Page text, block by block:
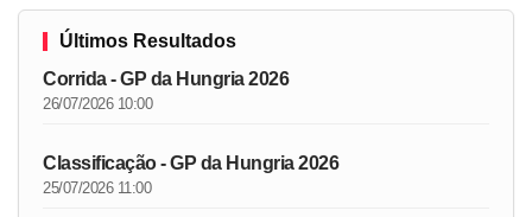
Últimos Resultados
Corrida - GP da Hungria 2026
26/07/2026 10:00
Classificação - GP da Hungria 2026
25/07/2026 11:00